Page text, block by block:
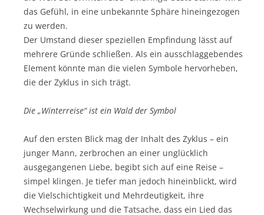
das Gefühl, in eine unbekannte Sphäre hineingezogen
zu werden.
Der Umstand dieser speziellen Empfindung lässt auf
mehrere Gründe schließen. Als ein ausschlaggebendes
Element könnte man die vielen Symbole hervorheben,
die der Zyklus in sich trägt.
Die „Winterreise“ ist ein Wald der Symbol
Auf den ersten Blick mag der Inhalt des Zyklus – ein
junger Mann, zerbrochen an einer unglücklich
ausgegangenen Liebe, begibt sich auf eine Reise –
simpel klingen. Je tiefer man jedoch hineinblickt, wird
die Vielschichtigkeit und Mehrdeutigkeit, ihre
Wechselwirkung und die Tatsache, dass ein Lied das